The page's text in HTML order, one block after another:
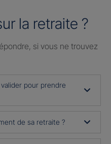
la retraite ?
si vous ne trouvez
pour prendre
de sa retraite ?